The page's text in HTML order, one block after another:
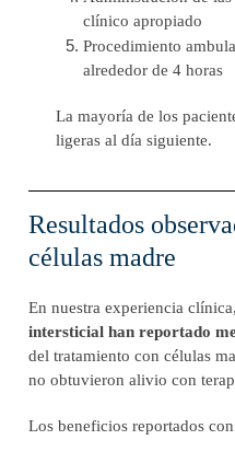
clínico apropiado
Procedimiento
alrededor de 4 horas
La mayoría de los
ligeras al día siguiente.
Resultados
células madre
En nuestra experiencia clínica,
intersticial han reportado
del tratamiento con células
no obtuvieron alivio con
Los beneficios reportados